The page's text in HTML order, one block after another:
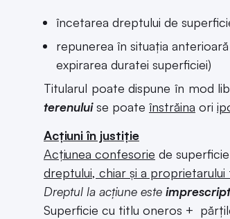
încetarea dreptului de
repunerea în situația
expirarea duratei superficiei)
Titularul poate dispune în mod
terenuluise poate înstrăina ori
Acțiuni în justiție
Acțiunea confesorie de
dreptului, chiar și a proprietarului
Dreptul la acțiune este
Superficie cu titlu oneros +